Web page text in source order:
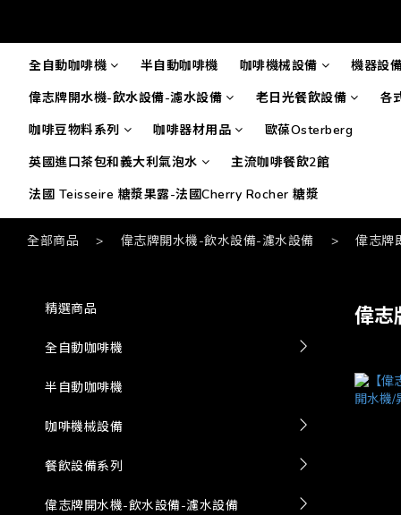
全自動咖啡機 半自動咖啡機 咖啡機械設備
機器設
偉志牌開水機-飲水設備-濾水設備
老日光餐飲設備
各
咖啡豆物料系列
咖啡器材用品
歐葆Osterberg
英國進口茶包和義大利氣泡水
主流咖啡餐飲2館
法國 Teisseire 糖漿果露-法國Cherry Rocher 糖漿
全部商品 > 偉志牌開水機-飲水設備-濾水設備 > 偉志牌
精選商品
全自動咖啡機
半自動咖啡機
咖啡機械設備
餐飲設備系列
偉志牌開水機-飲水設備-濾水設備
偉志